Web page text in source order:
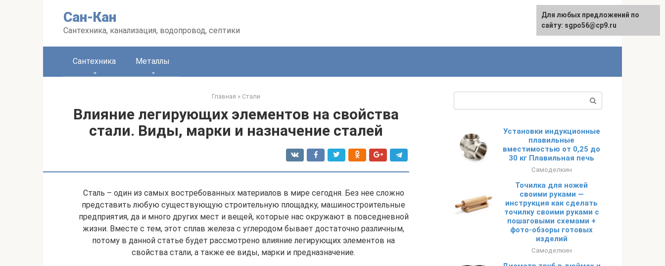
Сан-Кан
Сантехника, канализация, водопровод, септики
English
Сантехника Металлы
Главная » Стали
Влияние легирующих элементов на свойства
стали. Виды, марки и назначение сталей
Сталь – один из самых востребованных материалов в мире сегодня. Без нее сложно
представить любую существующую строительную площадку, машиностроительные
предприятия, да и много других мест и вещей, которые нас окружают в повседневной
жизни. Вместе с тем, этот сплав железа с углеродом бывает достаточно различным,
потому в данной статье будет рассмотрено влияние легирующих элементов на
свойства стали, а также ее виды, марки и предназначение.
Установки индукционные
плавильные
вместимостью от 0,25 до
30 кг Плавильная печь
Самоделкин
Точилка для ножей
своими руками —
инструкция как сделать
точилку своими руками с
пошаговыми схемами +
фото-обзоры готовых
изделий
Самоделкин
Для любых предложений по
сайту: sgpo56@cp9.ru